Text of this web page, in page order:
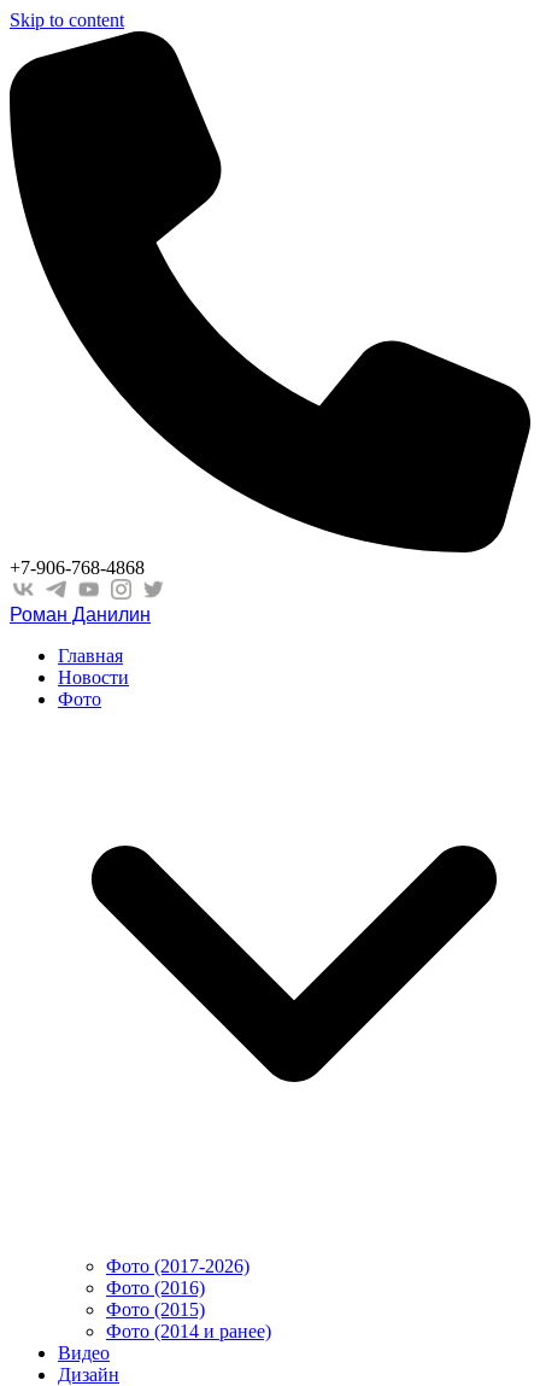
Skip to content
+7-906-768-4868
Роман Данилин
Главная
Новости
Фото
Фото (2017-2026)
Фото (2016)
Фото (2015)
Фото (2014 и ранее)
Видео
Дизайн